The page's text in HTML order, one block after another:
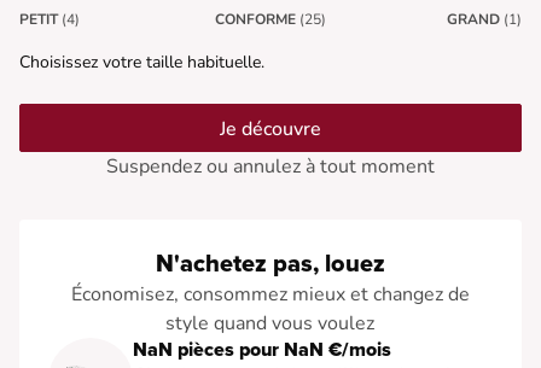
PETIT (4) CONFORME (25) GRAND (1)
Choisissez votre taille habituelle.
Je découvre
Suspendez ou annulez à tout moment
N'achetez pas, louez
Économisez, consommez mieux et changez de
style quand vous voulez
NaN pièces pour NaN €/mois